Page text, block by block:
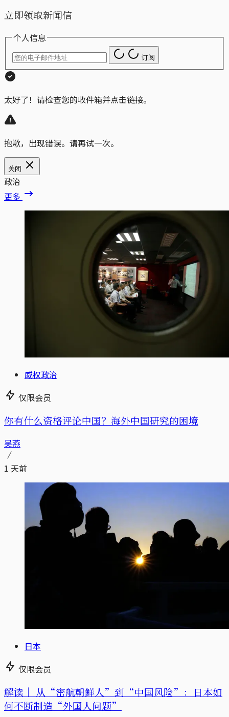
立即领取新闻信
个人信息
订阅
太好了！请检查您的收件箱并点击链接。
抱歉，出现错误。请再试一次。
关闭
政治
更多
威权政治
仅限会员
你有什么资格评论中国？海外中国研究的困境
吴燕
1 天前
日本
仅限会员
解读｜ 从“密航朝鲜人”到“中国风险”：日本如
何不断制造“外国人问题”